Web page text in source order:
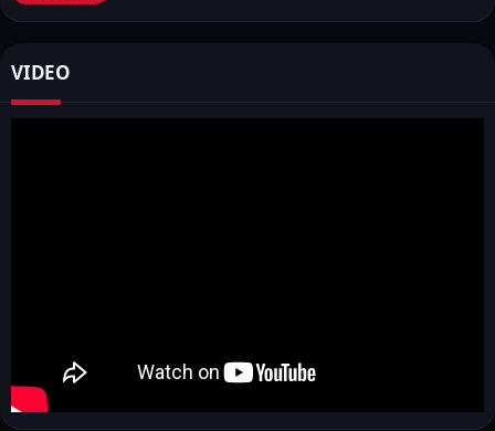
para descubrir más!
esta emocionante aventura, veamos qué es exactamente
Manor Lords.
VIDEO